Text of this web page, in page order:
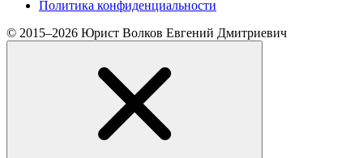
Политика конфиденциальности
© 2015–2026 Юрист Волков Евгений Дмитриевич